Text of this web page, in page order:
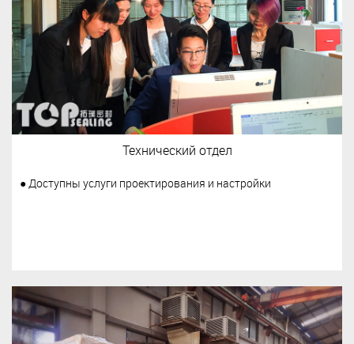
Технический отдел
● Доступны услуги проектирования и настройки